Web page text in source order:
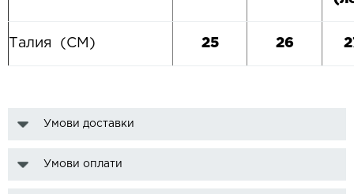
Талия (CM) 25 26
Умови доставки
Умови оплати